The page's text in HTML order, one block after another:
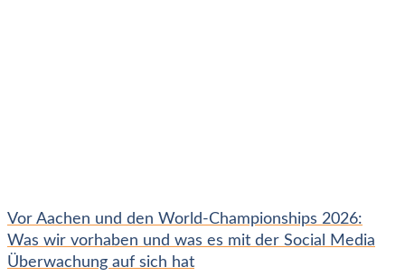
Vor Aachen und den World-Championships 2026:
Was wir vorhaben und was es mit der Social Media
Überwachung auf sich hat